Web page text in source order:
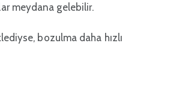
meydana gelebilir.
bozulma daha hızlı